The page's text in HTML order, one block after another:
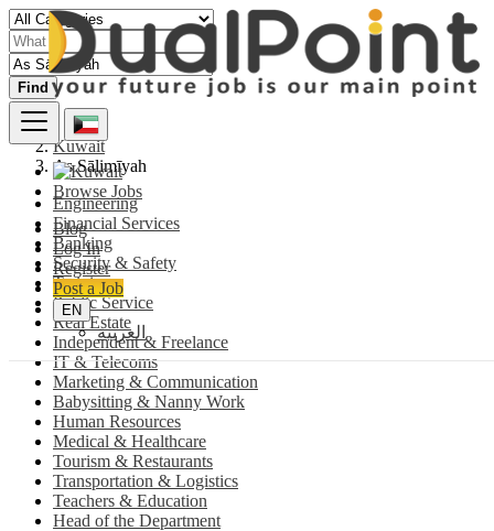
Browse Jobs
Blog
Log In
Register
Post a Job
EN
العربية
Find
Kuwait
As Sālimīyah
Engineering
Financial Services
Banking
Security & Safety
Training
Public Service
Real Estate
Independent & Freelance
IT & Telecoms
Marketing & Communication
Babysitting & Nanny Work
Human Resources
Medical & Healthcare
Tourism & Restaurants
Transportation & Logistics
Teachers & Education
Head of the Department